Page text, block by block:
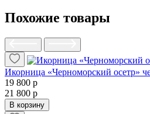
Похожие товары
Икорница «Черноморский осетр»
19 800 р
21 800 р
В корзину